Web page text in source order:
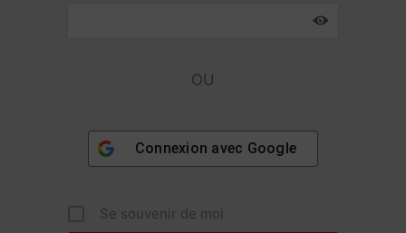
OU
Connexion avec Google
Se souvenir de moi